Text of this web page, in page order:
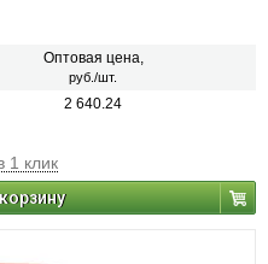
Оптовая цена,
руб./шт.
2 640.24
1 клик